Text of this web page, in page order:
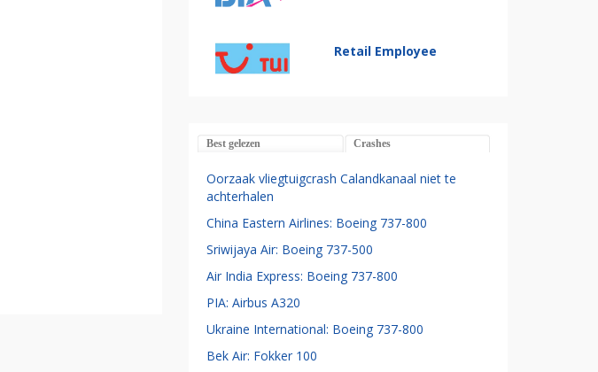
Retail Employee
Best gelezen Crashes
Oorzaak vliegtuigcrash Calandkanaal niet te
achterhalen
China Eastern Airlines: Boeing 737-800
Sriwijaya Air: Boeing 737-500
Air India Express: Boeing 737-800
PIA: Airbus A320
Ukraine International: Boeing 737-800
Bek Air: Fokker 100